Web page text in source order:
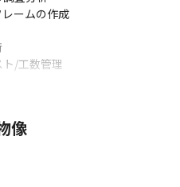
ームの作成
/工数管理
的にはプロデューサーが担当
ます）
係のあるところへの営業のみ
像